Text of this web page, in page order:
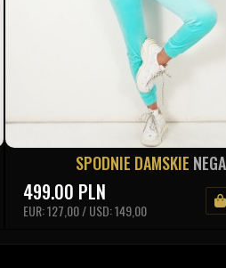
SPODNIE DAMSKIE
499.00 PLN
EUR: 127,00 / USD: 149,00